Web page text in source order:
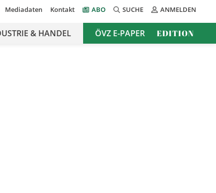
Mediadaten Kontakt ABO SUCHE ANMELDEN
& HANDEL ÖVZ E-PAPER EDITION